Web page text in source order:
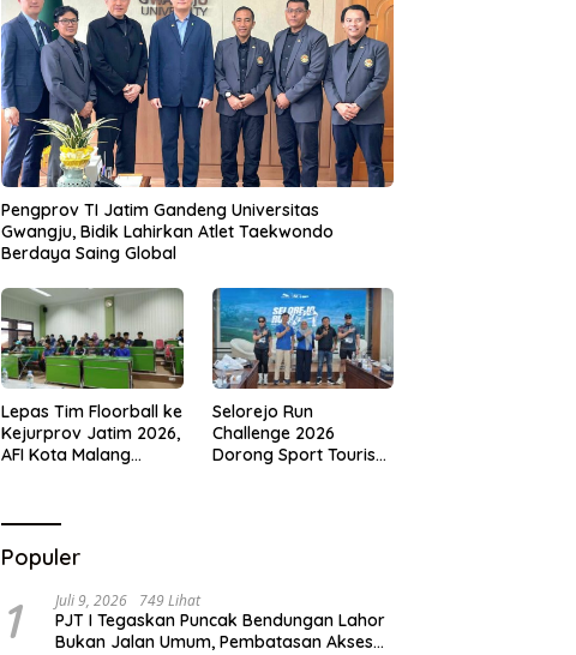
Pengprov TI Jatim Gandeng Universitas
Gwangju, Bidik Lahirkan Atlet Taekwondo
Berdaya Saing Global
Lepas Tim Floorball ke
Kejurprov Jatim 2026,
AFI Kota Malang
Selorejo Run
Challenge 2026
Dorong Sport Tourism
Populer
1 Juli 9, 2026 749 Lihat
PJT I Tegaskan Puncak Bendungan Lahor
Bukan Jalan Umum, Pembatasan Akses